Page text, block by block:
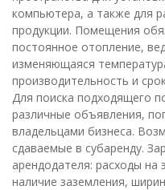
компьютера, а также для
продукции. Помещения
постоянное отопление,
изменяющаяся
производительность и
Для поиска подходящего
различные объявления,
владельцами бизнеса.
сдаваемые в субаренду.
арендодателя: расходы на
наличие заземления,